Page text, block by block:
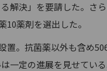
決」を要請した。さ
薬剤を選出した。
。抗菌薬以外も含め
一定の進展を見せている